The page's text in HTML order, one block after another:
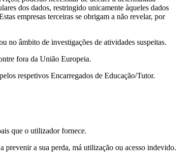
dos dados, restringido unicamente àqueles dados
empresas terceiras se obrigam a não revelar, por
no âmbito de investigações de atividades suspeitas.
fora da União Europeia.
respetivos Encarregados de Educação/Tutor.
que o utilizador fornece.
prevenir a sua perda, má utilização ou acesso indevido.